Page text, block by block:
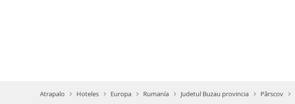
Atrapalo Hoteles Europa Rumanía Judetul Buzau provincia Pârscov